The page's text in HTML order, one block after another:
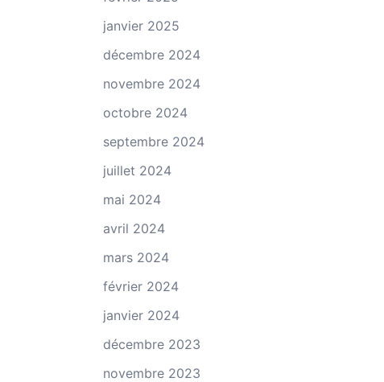
janvier 2025
décembre 2024
novembre 2024
octobre 2024
septembre 2024
juillet 2024
mai 2024
avril 2024
mars 2024
février 2024
janvier 2024
décembre 2023
novembre 2023